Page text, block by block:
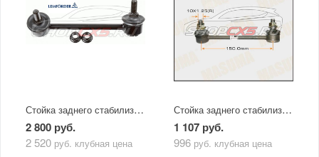
Стойка заднего стабилизатора правая Mazda CX-5 (2011-по н.в) Lemforder
2 800 руб.
2 520 руб. клубная цена
Стойка заднего стабилизатора правая Mazda CX-5 (2011-по н.в) Masuma
1 107 руб.
996 руб. клубная цена